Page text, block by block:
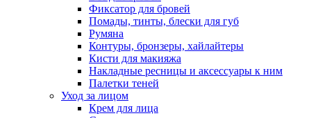
Фиксатор для бровей
Помады, тинты, блески для губ
Румяна
Контуры, бронзеры, хайлайтеры
Кисти для макияжа
Накладные ресницы и аксессуары к ним
Палетки теней
Уход за лицом
Крем для лица